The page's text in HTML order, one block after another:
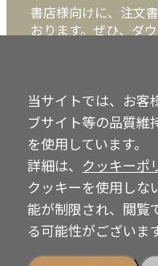
書店様向けに、注文
おります。ぜひ、ダ
書
Copyright © IRH
当サイトでは、お客
ブサイト等の品質維
を使用しています。
詳細は、 クッキーポ
クッキーを使用しな
能が制限され、閲覧
る可能性がございます